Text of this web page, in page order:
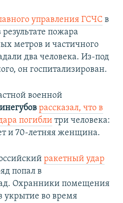
управления ГСЧС в
пожара
метров и частичного
два человека. Из-под
он госпитализирован.
военной
рассказал, что в
погибли три человека:
и 70-летняя женщина.
ракетный удар
попал в
Охранники помещения
укрытие во время